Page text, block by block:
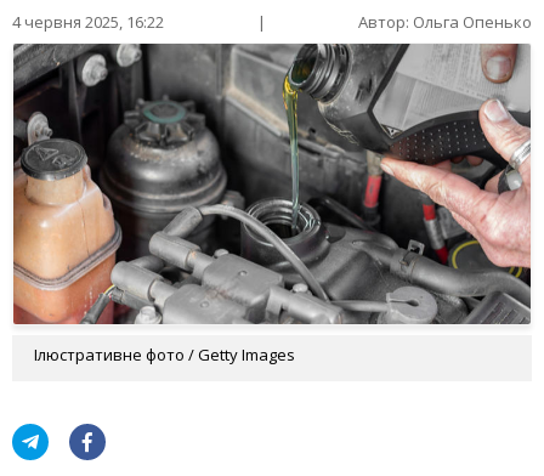
4 червня 2025, 16:22 | Автор: Ольга Опенько
Ілюстративне фото / Getty Images